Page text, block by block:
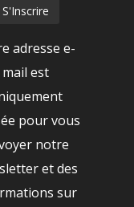
adresse e-
mail est
pour vous
notre
et des
sur